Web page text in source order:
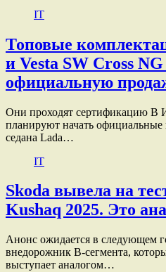
IT
Топовые
и Vesta SW Cross
официальную
Они проходят сертификацию В
планируют начать официальные
седана Lada…
IT
Skoda вывела на
Kushaq 2025. Это
Анонс ожидается в следующем
внедорожник B-сегмента,
выступает аналогом…